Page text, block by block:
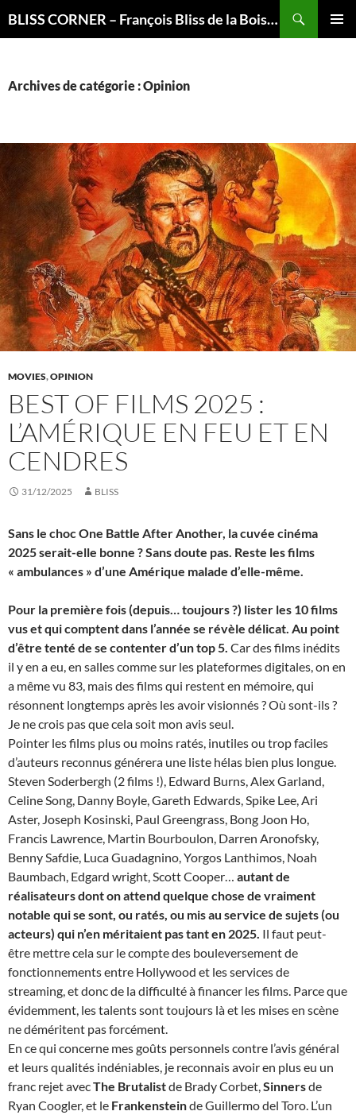
BLISS CORNER – François Bliss de la Boissière is here
Archives de catégorie : Opinion
MOVIES,OPINION
BEST OF FILMS 2025 :
L’AMÉRIQUE EN FEU ET EN
CENDRES
31/12/2025 BLISS
Sans le choc One Battle After Another, la cuvée cinéma
2025 serait-elle bonne ? Sans doute pas. Reste les films
« ambulances » d’une Amérique malade d’elle-même.
Pour la première fois (depuis… toujours ?) lister les 10 films
vus et qui comptent dans l’année se révèle délicat. Au point
d’être tenté de se contenter d’un top 5. Car des films inédits
il y en a eu, en salles comme sur les plateformes digitales, on en
a même vu 83, mais des films qui restent en mémoire, qui
résonnent longtemps après les avoir visionnés ? Où sont-ils ?
Je ne crois pas que cela soit mon avis seul.
Pointer les films plus ou moins ratés, inutiles ou trop faciles
d’auteurs reconnus générera une liste hélas bien plus longue.
Steven Soderbergh (2 films !), Edward Burns, Alex Garland,
Celine Song, Danny Boyle, Gareth Edwards, Spike Lee, Ari
Aster, Joseph Kosinski, Paul Greengrass, Bong Joon Ho,
Francis Lawrence, Martin Bourboulon, Darren Aronofsky,
Benny Safdie, Luca Guadagnino, Yorgos Lanthimos, Noah
Baumbach, Edgard wright, Scott Cooper… autant de
réalisateurs dont on attend quelque chose de vraiment
notable qui se sont, ou ratés, ou mis au service de sujets (ou
acteurs) qui n’en méritaient pas tant en 2025. Il faut peut-
être mettre cela sur le compte des bouleversement de
fonctionnements entre Hollywood et les services de
streaming, et donc de la difficulté à financer les films. Parce que
évidemment, les talents sont toujours là et les mises en scène
ne déméritent pas forcément.
En ce qui concerne mes goûts personnels contre l’avis général
et leurs qualités indéniables, je reconnais avoir en plus eu un
franc rejet avecThe Brutalistde Brady Corbet,Sinnersde
Ryan Coogler, et le Frankensteinde Guillermo del Toro. L’un